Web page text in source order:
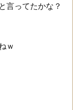
言ってたかな？
ｗ